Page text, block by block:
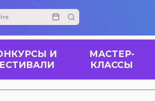
И
МАСТЕР-
КЛАССЫ